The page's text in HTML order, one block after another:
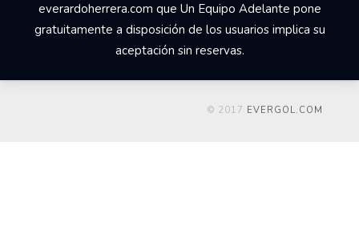
everardoherrera.com que Un Equipo Adelante pone
gratuitamente a disposición de los usuarios implica su
aceptación sin reservas.
© 2017 EVERGOL.COM